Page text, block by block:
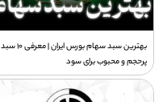
بهترین سبد سهام بورس ایران | معرفی ۱۰ سبد
پرحجم و محبوب برای سود